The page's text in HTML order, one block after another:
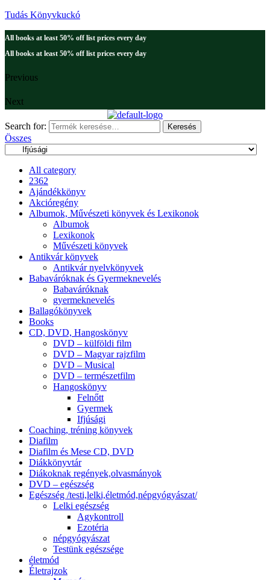
Tudás Könyvkuckó
All books at least 50% off list prices every day
All books at least 50% off list prices every day
Previous
Next
Search for: Keresés
Összes
All category
2362
Ajándékkönyv
Akcióregény
Albumok, Művészeti könyvek és Lexikonok
Albumok
Lexikonok
Művészeti könyvek
Antikvár könyvek
Antikvár nyelvkönyvek
Babaváróknak és Gyermeknevelés
Babaváróknak
gyermeknevelés
Ballagókönyvek
Books
CD, DVD, Hangoskönyv
DVD – külföldi film
DVD – Magyar rajzfilm
DVD – Musical
DVD – természetfilm
Hangoskönyv
Felnőtt
Gyermek
Ifjúsági
Coaching, tréning könyvek
Diafilm
Diafilm és Mese CD, DVD
Diákkönyvtár
Diákoknak regények,olvasmányok
DVD – egészség
Egészség /testi,lelki,életmód,népgyógyászat/
Lelki egészség
Agykontroll
Ezotéria
népgyógyászat
Testünk egészsége
életmód
Életrajzok